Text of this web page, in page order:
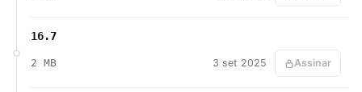
16.7
2 MB 3 set 2025 Assinar